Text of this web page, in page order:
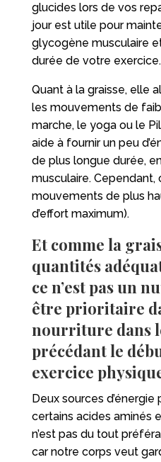
glucides lors de vos
jour est utile pour
glycogène musculaire
durée de votre exercice.
Quant à la graisse, elle
les mouvements de
marche, le yoga ou le
aide à fournir un peu
de plus longue durée,
musculaire. Cependant,
mouvements de plus
d’effort maximum).
Et comme la
quantités
ce n’est pas un
être prioritaire
nourriture dans
précédant le
exercice
Deux sources
certains acides aminés
n’est pas du tout
car notre corps veut